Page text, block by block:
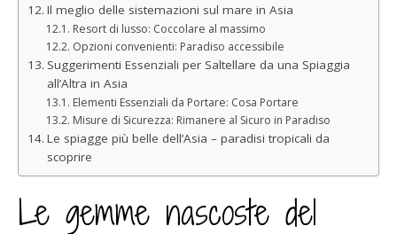
Il meglio delle sistemazioni sul mare in Asia
Resort di lusso: Coccolare al massimo
Opzioni convenienti: Paradiso accessibile
Suggerimenti Essenziali per Saltellare da una Spiaggia
all’Altra in Asia
Elementi Essenziali da Portare: Cosa Portare
Misure di Sicurezza: Rimanere al Sicuro in Paradiso
Le spiagge più belle dell’Asia – paradisi tropicali da
scoprire
Le gemme nascoste del